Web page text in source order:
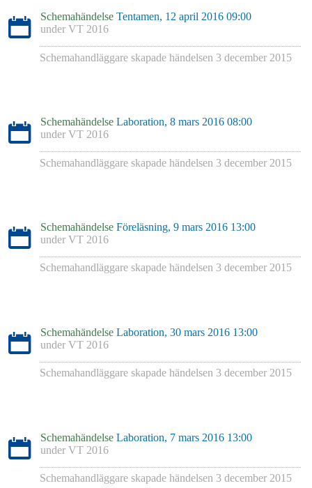
Schemahändelse Tentamen, 12 april 2016 09:00
under VT 2016
Schemahandläggare skapade händelsen 3 december 2015
Schemahändelse Laboration, 8 mars 2016 08:00
under VT 2016
Schemahandläggare skapade händelsen 3 december 2015
Schemahändelse Föreläsning, 9 mars 2016 13:00
under VT 2016
Schemahandläggare skapade händelsen 3 december 2015
Schemahändelse Laboration, 30 mars 2016 13:00
under VT 2016
Schemahandläggare skapade händelsen 3 december 2015
Schemahändelse Laboration, 7 mars 2016 13:00
under VT 2016
Schemahandläggare skapade händelsen 3 december 2015